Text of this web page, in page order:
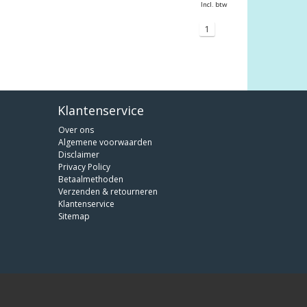
Incl. btw
1
Klantenservice
Over ons
Algemene voorwaarden
Disclaimer
Privacy Policy
Betaalmethoden
Verzenden & retourneren
Klantenservice
Sitemap